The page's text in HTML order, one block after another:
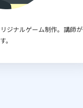
ジナルゲーム制作。講師が
。